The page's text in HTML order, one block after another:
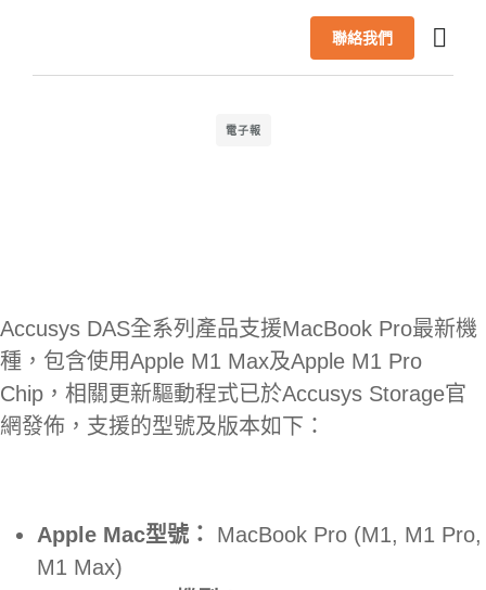
聯絡我們
電子報
Accusys DAS全系列產品支援MacBook Pro最新機
種，包含使用Apple M1 Max及Apple M1 Pro
Chip，相關更新驅動程式已於Accusys Storage官
網發佈，支援的型號及版本如下：
Apple Mac型號：
MacBook Pro (M1, M1 Pro,
M1 Max)